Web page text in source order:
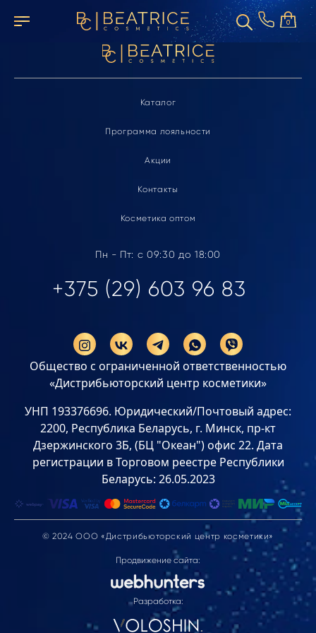
0
Элемент не найден
Каталог
Программа лояльности
Акции
Контакты
Косметика оптом
Пн - Пт: с 09:30 до 18:00
+375 (29) 603 96 83
Общество с ограниченной ответственностью
«Дистрибьюторский центр косметики»
УНП 193376696. Юридический/Почтовый адрес:
2200, Республика Беларусь, г. Минск, пр-кт
Дзержинского 3Б, (БЦ "Океан") офис 22. Дата
регистрации в Торговом реестре Республики
Беларусь: 26.05.2023
© 2024 ООО «Дистрибьюторский центр косметики»
Продвижение сайта:
Разработка: